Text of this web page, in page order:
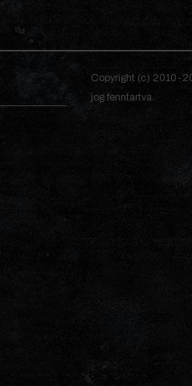
Copyright (c) 2010-
jog fenntartva.